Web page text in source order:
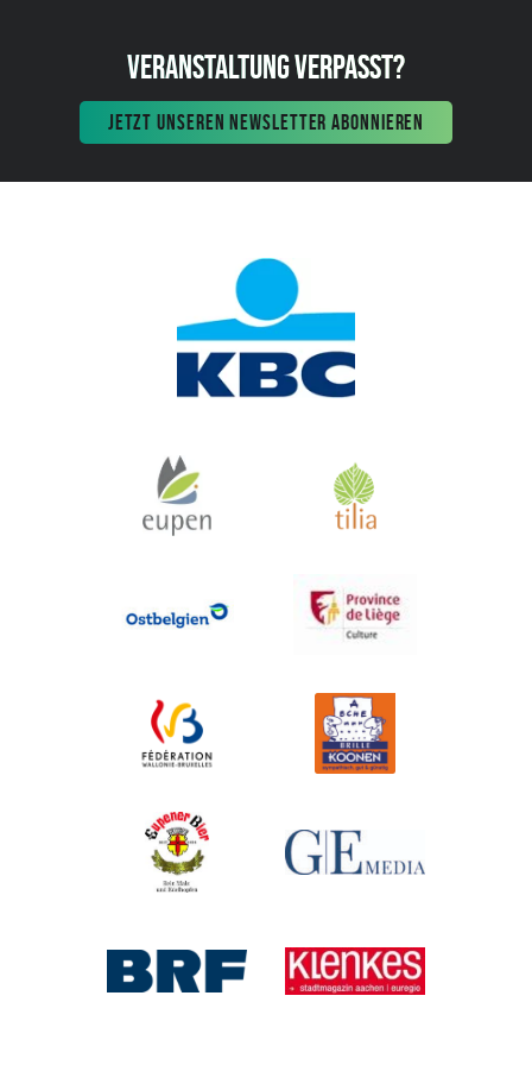
VERANSTALTUNG VERPASST?
JETZT UNSEREN NEWSLETTER ABONNIEREN